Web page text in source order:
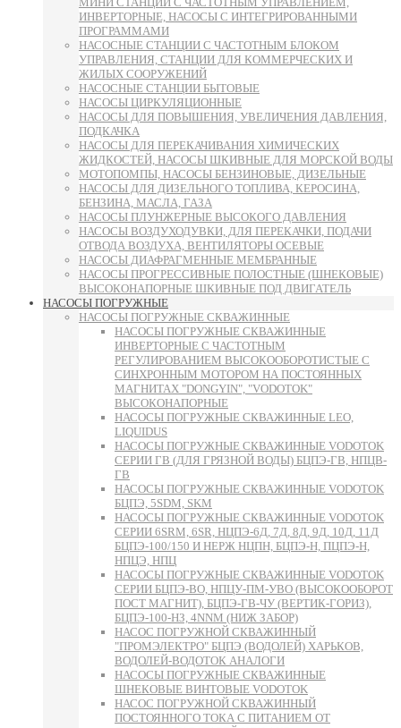
ИНВЕРТОРНЫЕ, НАСОСЫ С ИНТЕГРИРОВАННЫМИ
ПРОГРАММАМИ
НАСОСНЫЕ СТАНЦИИ С ЧАСТОТНЫМ БЛОКОМ
УПРАВЛЕНИЯ, СТАНЦИИ ДЛЯ КОММЕРЧЕСКИХ И
ЖИЛЫХ СООРУЖЕНИЙ
НАСОСНЫЕ СТАНЦИИ БЫТОВЫЕ
НАСОСЫ ЦИРКУЛЯЦИОННЫЕ
НАСОСЫ ДЛЯ ПОВЫШЕНИЯ, УВЕЛИЧЕНИЯ ДАВЛЕНИЯ,
ПОДКАЧКА
НАСОСЫ ДЛЯ ПЕРЕКАЧИВАНИЯ ХИМИЧЕСКИХ
ЖИДКОСТЕЙ, НАСОСЫ ШКИВНЫЕ ДЛЯ МОРСКОЙ ВОДЫ
МОТОПОМПЫ, НАСОСЫ БЕНЗИНОВЫЕ, ДИЗЕЛЬНЫЕ
НАСОСЫ ДЛЯ ДИЗЕЛЬНОГО ТОПЛИВА, КЕРОСИНА,
БЕНЗИНА, МАСЛА, ГАЗА
НАСОСЫ ПЛУНЖЕРНЫЕ ВЫСОКОГО ДАВЛЕНИЯ
НАСОСЫ ВОЗДУХОДУВКИ, ДЛЯ ПЕРЕКАЧКИ, ПОДАЧИ
ОТВОДА ВОЗДУХА, ВЕНТИЛЯТОРЫ ОСЕВЫЕ
НАСОСЫ ДИАФРАГМЕННЫЕ МЕМБРАННЫЕ
НАСОСЫ ПРОГРЕССИВНЫЕ ПОЛОСТНЫЕ (ШНЕКОВЫЕ)
ВЫСОКОНАПОРНЫЕ ШКИВНЫЕ ПОД ДВИГАТЕЛЬ
НАСОСЫ ПОГРУЖНЫЕ
НАСОСЫ ПОГРУЖНЫЕ СКВАЖИННЫЕ
НАСОСЫ ПОГРУЖНЫЕ СКВАЖИННЫЕ
ИНВЕРТОРНЫЕ С ЧАСТОТНЫМ
РЕГУЛИРОВАНИЕМ ВЫСОКООБОРОТИСТЫЕ С
СИНХРОННЫМ МОТОРОМ НА ПОСТОЯННЫХ
МАГНИТАХ "DONGYIN", "VODOTOK"
ВЫСОКОНАПОРНЫЕ
НАСОСЫ ПОГРУЖНЫЕ СКВАЖИННЫЕ LEO,
LIQUIDUS
НАСОСЫ ПОГРУЖНЫЕ СКВАЖИННЫЕ VODOTOK
СЕРИИ ГВ (ДЛЯ ГРЯЗНОЙ ВОДЫ) БЦПЭ-ГВ, НПЦВ-
ГВ
НАСОСЫ ПОГРУЖНЫЕ СКВАЖИННЫЕ VODOTOK
БЦПЭ, 5SDM, SKM
НАСОСЫ ПОГРУЖНЫЕ СКВАЖИННЫЕ VODOTOK
СЕРИИ 6SRM, 6SR, НЦПЭ-6Д, 7Д, 8Д, 9Д, 10Д, 11Д
БЦПЭ-100/150 И НЕРЖ НЦПН, БЦПЭ-Н, ПЦПЭ-Н,
НПЦЭ, НПЦ
НАСОСЫ ПОГРУЖНЫЕ СКВАЖИННЫЕ VODOTOK
СЕРИИ БЦПЭ-ВО, НПЦУ-ПМ-УВО (ВЫСОКООБОРОТ
ПОСТ МАГНИТ), БЦПЭ-ГВ-ЧУ (ВЕРТИК-ГОРИЗ),
БЦПЭ-100-НЗ, 4NNM (НИЖ ЗАБОР)
НАСОС ПОГРУЖНОЙ СКВАЖИННЫЙ
"ПРОМЭЛЕКТРО" БЦПЭ (ВОДОЛЕЙ) ХАРЬКОВ,
ВОДОЛЕЙ-ВОДОТОК АНАЛОГИ
НАСОСЫ ПОГРУЖНЫЕ СКВАЖИННЫЕ
ШНЕКОВЫЕ ВИНТОВЫЕ VODOTOK
НАСОС ПОГРУЖНОЙ СКВАЖИННЫЙ
ПОСТОЯННОГО ТОКА С ПИТАНИЕМ ОТ